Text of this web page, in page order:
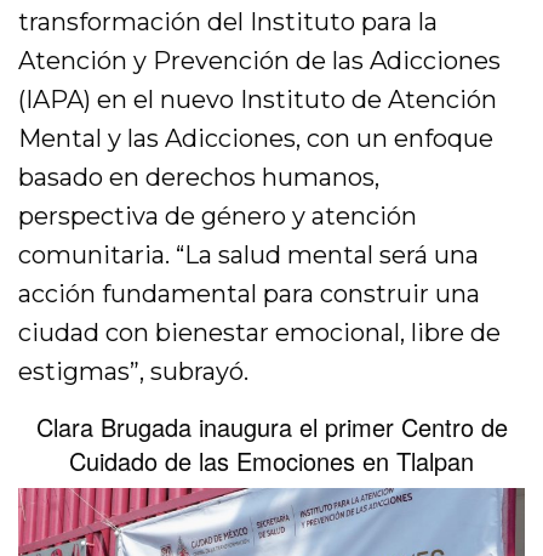
transformación del Instituto para la
Atención y Prevención de las Adicciones
(IAPA) en el nuevo Instituto de Atención
Mental y las Adicciones, con un enfoque
basado en derechos humanos,
perspectiva de género y atención
comunitaria. “La salud mental será una
acción fundamental para construir una
ciudad con bienestar emocional, libre de
estigmas”, subrayó.
Clara Brugada inaugura el primer Centro de
Cuidado de las Emociones en Tlalpan